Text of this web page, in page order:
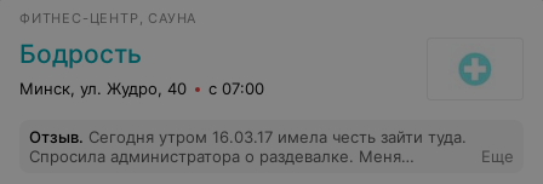
ФИТНЕС-ЦЕНТР, САУНА
Бодрость
Минск, ул. Жудро, 40 с 07:00
Отзыв. Сегодня утром 16.03.17 имела честь зайти туда.
Спросила администратора о раздевалке. Меня
Еще